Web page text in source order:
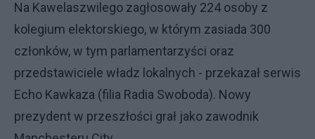
Na Kawelaszwilego zagłosowały 224 osoby z
kolegium elektorskiego, w którym zasiada 300
członków, w tym parlamentarzyści oraz
przedstawiciele władz lokalnych - przekazał serwis
Echo Kawkaza (filia Radia Swoboda). Nowy
prezydent w przeszłości grał jako zawodnik